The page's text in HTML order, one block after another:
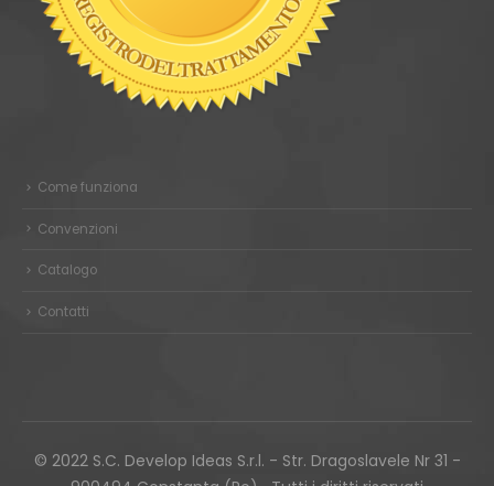
Come funziona
Convenzioni
Catalogo
Contatti
© 2022 S.C. Develop Ideas S.r.l. - Str. Dragoslavele Nr 31 -